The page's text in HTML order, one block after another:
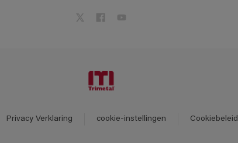
Privacy Verklaring cookie-instellingen Cookiebeleid